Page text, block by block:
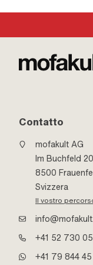
Contatto
mofakult AG
Im Buchfeld 20
8500
Svizzera
Il vostro
+41 52 730
+41 79 844